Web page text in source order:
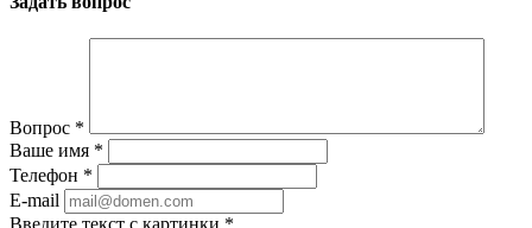
Вопрос *
Ваше имя *
Телефон *
E-mail